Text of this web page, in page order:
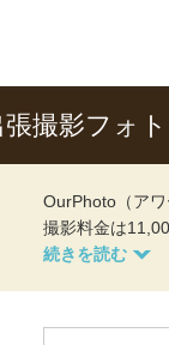
撮影フォ
OurPhoto（ア
撮影料金は